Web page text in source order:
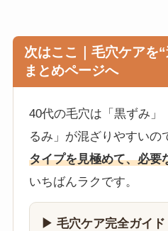
次はここ｜毛穴ケアを
まとめページへ
40代の毛穴は「黒ずみ」
るみ」が混ざりやすいの
タイプを見極めて、必要
いちばんラクです。
▶ 毛穴ケア完全ガイド